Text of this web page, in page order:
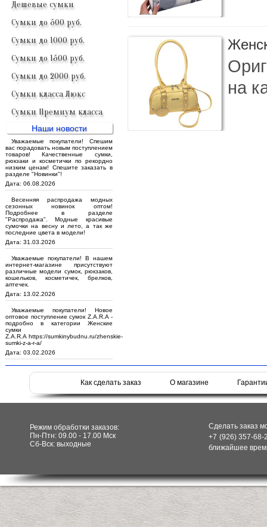
Дешевые сумки
Сумки до 500 руб.
Сумки до 1000 руб.
Сумки до 1500 руб.
Сумки до 2000 руб.
Сумки класса Люкс
Сумки Премиум класса
Наши новости
Уважаемые покупатели! Спешим
вас порадовать новым поступлением
товаров! Качественные сумки,
рюкзаки и косметички по рекордно
низким ценам! Спешите заказать в
разделе "Новинки"!
Дата: 06.08.2026
Весенняя распродажа модных
сезонных новинок оптом!
Подробнее в разделе
"Распродажа". Модные красивые
сумочки на весну и лето, а так же
последние цвета в модели!
Дата: 31.03.2026
Уважаемые покупатели! В нашем
интернет-магазине присутствуют
различные модели сумок, рюкзаков,
кошельков, косметичек, брелков,
аптечек.
Дата: 13.02.2026
Уважаемые покупатели! Новое
оптовое поступление сумок Z.A.R.A -
подробно в категории Женские
сумки
Z.A.R.A https://sumkinybudnu.ru/zhenskie-
sumki-z-a-r-a/
Дата: 03.02.2026
на
Как сделать заказ О магазине
Режим обработки заказов:
Пн-Птн: 09.00 - 17.00 Мск
Сб-Вск: выходные
Сделать заказ
+7 (926) 357-
ближайшее